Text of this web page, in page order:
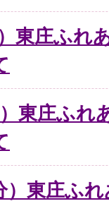
東庄ふれ
東庄ふれ
）東庄ふ